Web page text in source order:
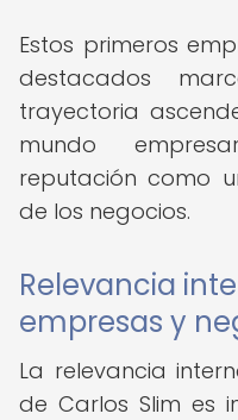
Estos primeros
destacados
trayectoria
mundo
reputación como
de los negocios.
Relevancia
empresas y
La relevancia
de Carlos Slim es